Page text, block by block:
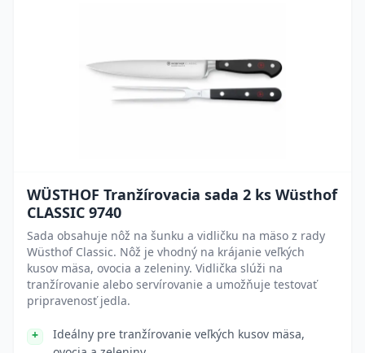
WÜSTHOF Tranžírovacia sada 2 ks Wüsthof
CLASSIC 9740
Sada obsahuje nôž na šunku a vidličku na mäso z rady
Wüsthof Classic. Nôž je vhodný na krájanie veľkých
kusov mäsa, ovocia a zeleniny. Vidlička slúži na
tranžírovanie alebo servírovanie a umožňuje testovať
pripravenosť jedla.
Ideálny pre tranžírovanie veľkých kusov mäsa,